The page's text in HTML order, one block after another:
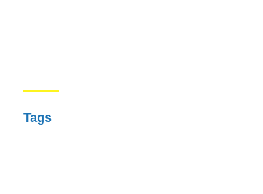
Tags